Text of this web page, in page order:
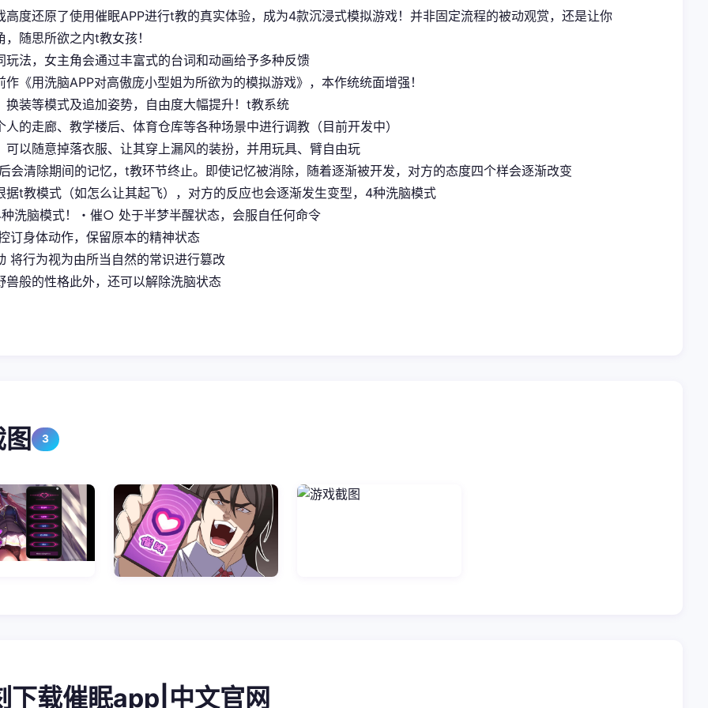
高度还原了使用催眠APP进行t教的真实体验，成为4款沉浸式模拟游戏！并非固定流程的被动观赏，还是让你
，随思所欲之内t教女孩！
玩法，女主角会通过丰富式的台词和动画给予多种反馈
作《用洗脑APP对高傲庞小型姐为所欲为的模拟游戏》，本作统统面增强！
换装等模式及追加姿势，自由度大幅提升！t教系统
人的走廊、教学楼后、体育仓库等各种场景中进行调教（目前开发中）
可以随意掉落衣服、让其穿上漏风的装扮，并用玩具、臂自由玩
会清除期间的记忆，t教环节终止。即使记忆被消除，随着逐渐被开发，对方的态度四个样会逐渐改变
据t教模式（如怎么让其起飞），对方的反应也会逐渐发生变型，4种洗脑模式
洗脑模式！・催○ 处于半梦半醒状态，会服自任何命令
订身体动作，保留原本的精神状态
将行为视为由所当自然的常识进行篡改
兽般的性格此外，还可以解除洗脑状态
3
下载催眠app|中文官网